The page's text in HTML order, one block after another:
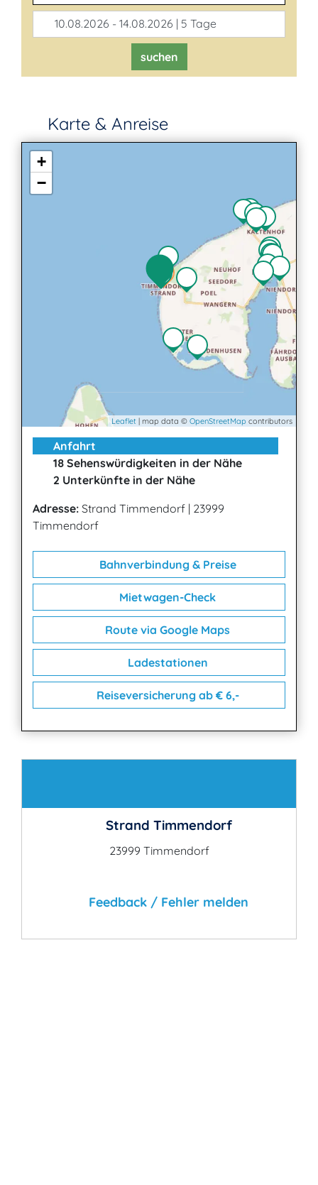
10.08.2026 - 14.08.2026 | 5 Tage
suchen
Karte & Anreise
+
−
Leaflet | map data © OpenStreetMap contributors
Anfahrt
18 Sehenswürdigkeiten in der Nähe
2 Unterkünfte in der Nähe
Adresse: Strand Timmendorf | 23999
Timmendorf
Bahnverbindung & Preise
Mietwagen-Check
Route via Google Maps
Ladestationen
Reiseversicherung ab € 6,-
Strand Timmendorf
23999 Timmendorf
Feedback / Fehler melden